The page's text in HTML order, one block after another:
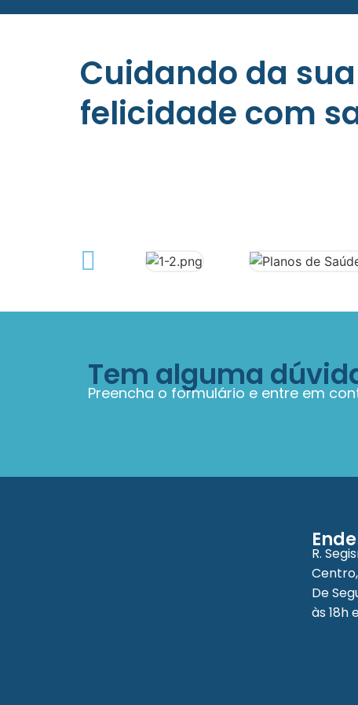
Cuidando da sua
felicidade com
Tem alguma
Preencha o formulário e entre em
R.
De
às 18h